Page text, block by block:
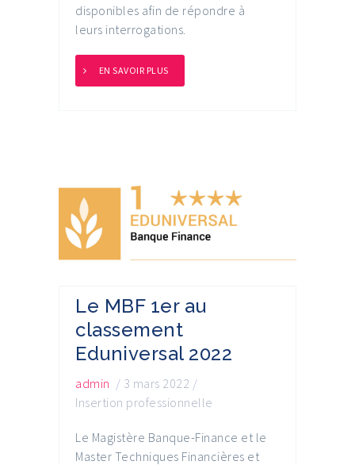
disponibles afin de répondre à
leurs interrogations.
EN SAVOIR PLUS
Le MBF 1er au
classement
Eduniversal 2022
admin / 3 mars 2022 /
Insertion professionnelle
Le Magistère Banque-Finance et le
Master Techniques Financières et